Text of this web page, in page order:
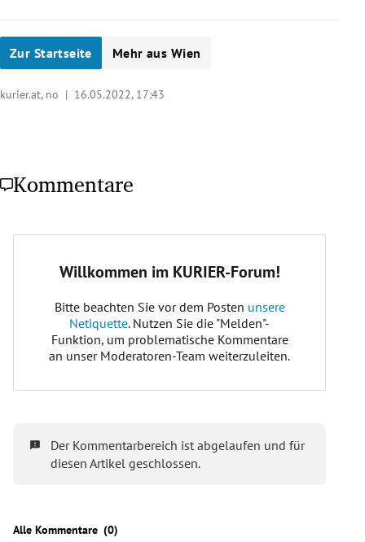
Zur Startseite Mehr aus Wien
kurier.at, no | 16.05.2022, 17:43
Kommentare